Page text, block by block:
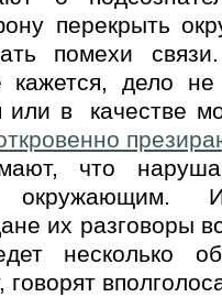
перекрыть
помехи
кажется, дело
или в качестве
что
окружающим.
их разговоры
несколько
говорят